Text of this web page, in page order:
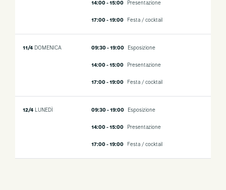
14:00 - 15:00 Presentazione
17:00 - 19:00 Festa / cocktail
11/4 DOMENICA 09:30 - 19:00 Esposizione
14:00 - 15:00 Presentazione
17:00 - 19:00 Festa / cocktail
12/4 LUNEDÌ 09:30 - 19:00 Esposizione
14:00 - 15:00 Presentazione
17:00 - 19:00 Festa / cocktail